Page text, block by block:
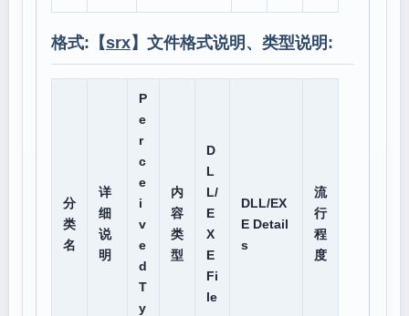
格式:【srx】文件格式说明、类型说明:
分
类
名
详
细
说
明
P
e
r
c
e
i
v
e
d
T
y
内
容
类
型
D
L
L/
E
X
E
Fi
le
DLL/EX
E Detail
s
流
行
程
度